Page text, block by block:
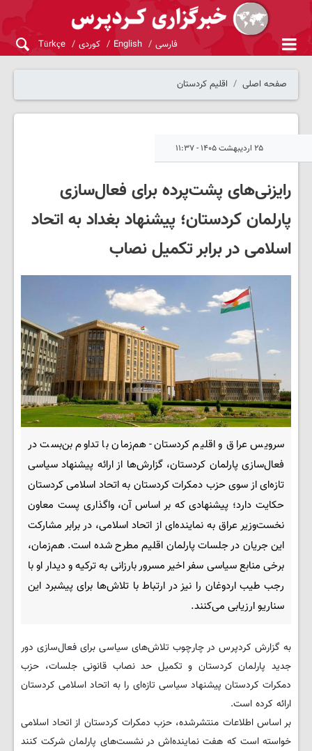
فارسی English کوردی Türkçe
صفحه اصلی اقلیم کردستان
۲۵ اردیبهشت ۱۴۰۵ - ۱۱:۳۷
رایزنی‌های پشت‌پرده برای فعال‌سازی
پارلمان کردستان؛ پیشنهاد بغداد به اتحاد
اسلامی در برابر تکمیل نصاب
سرویس عراق و اقلیم کردستان- هم‌زمان با تداوم بن‌بست در
فعال‌سازی پارلمان کردستان، گزارش‌ها از ارائه پیشنهاد سیاسی
تازه‌ای از سوی حزب دمکرات کردستان به اتحاد اسلامی کردستان
حکایت دارد؛ پیشنهادی که بر اساس آن، واگذاری پست معاون
نخست‌وزیر عراق به نماینده‌ای از اتحاد اسلامی، در برابر مشارکت
این جریان در جلسات پارلمان اقلیم مطرح شده است. هم‌زمان،
برخی منابع سیاسی سفر اخیر مسرور بارزانی به ترکیه و دیدار او با
رجب طیب اردوغان را نیز در ارتباط با تلاش‌ها برای پیشبرد این
سناریو ارزیابی می‌کنند.
به گزارش کردپرس در چارچوب تلاش‌های سیاسی برای فعال‌سازی دور
جدید پارلمان کردستان و تکمیل حد نصاب قانونی جلسات، حزب
دمکرات کردستان پیشنهاد سیاسی تازه‌ای را به اتحاد اسلامی کردستان
ارائه کرده است.
بر اساس اطلاعات منتشرشده، حزب دمکرات کردستان از اتحاد اسلامی
خواسته است که هفت نماینده‌اش در نشست‌های پارلمان شرکت کنند